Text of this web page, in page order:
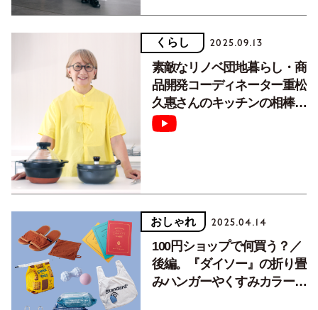
くらし 2025.09.13
素敵なリノベ団地暮らし・商
品開発コーディネーター重松
久惠さんのキッチンの相棒道
具【動画つき】
おしゃれ 2025.04.14
100円ショップで何買う？／
後編。『ダイソー』の折り畳
みハンガーやくすみカラーの